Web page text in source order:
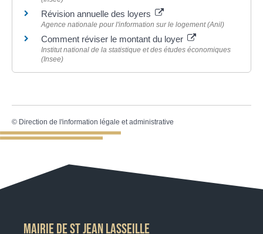
Révision annuelle des loyers
Agence nationale pour l'information sur le logement (Anil)
Comment réviser le montant du loyer
Institut national de la statistique et des études économiques
(Insee)
© Direction de l'information légale et administrative
MAIRIE DE ST JEAN LASSEILLE